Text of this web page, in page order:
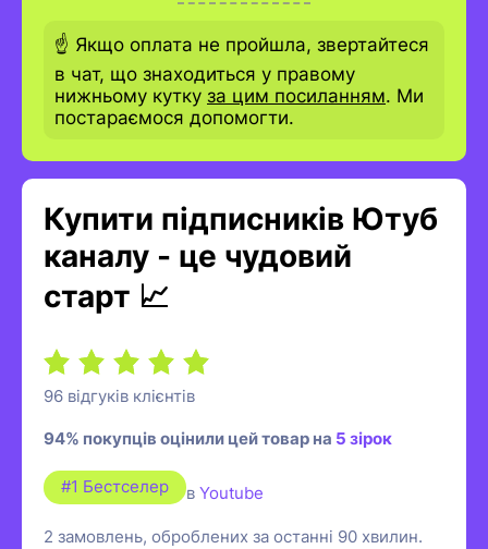
Купити підписників Ютуб
каналу - це чудовий
старт 📈
96 відгуків клієнтів
94% покупців оцінили цей товар на 5 зірок
#1 Бестселер в Youtube
2 замовлень, оброблених за останні 90 хвилин.
☝️ Якщо оплата не пройшла, звертайтеся
в чат, що знаходиться у правому
нижньому кутку за цим посиланням. Ми
постараємося допомогти.